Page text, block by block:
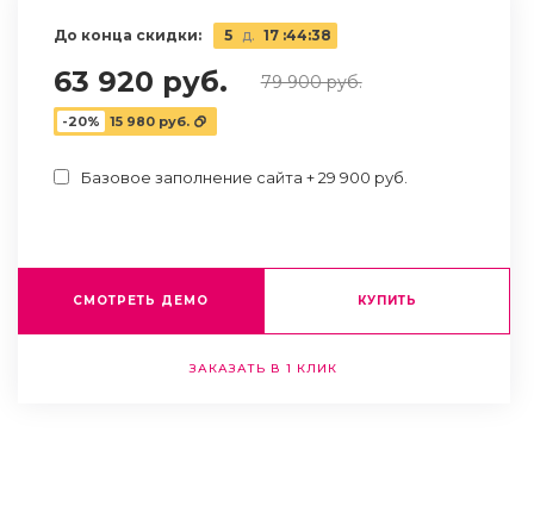
До конца скидки: 5 д. 17 :44:37
63 920 руб. 79 900 руб.
-20% 15 980 руб.
Базовое заполнение сайта + 29 900 руб.
СМОТРЕТЬ ДЕМО КУПИТЬ
ЗАКАЗАТЬ В 1 КЛИК